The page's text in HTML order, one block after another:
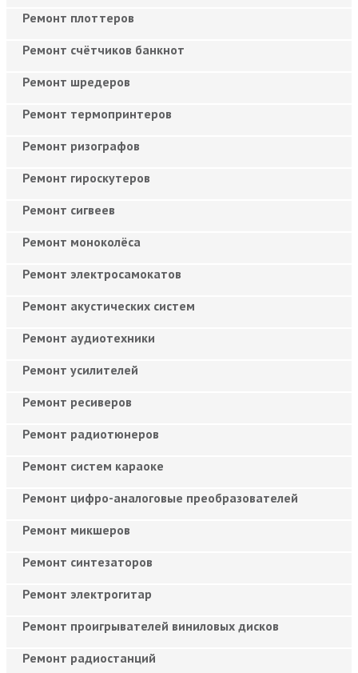
Ремонт плоттеров
Ремонт счётчиков банкнот
Ремонт шредеров
Ремонт термопринтеров
Ремонт ризографов
Ремонт гироскутеров
Ремонт сигвеев
Ремонт моноколёса
Ремонт электросамокатов
Ремонт акустических систем
Ремонт аудиотехники
Ремонт усилителей
Ремонт ресиверов
Ремонт радиотюнеров
Ремонт систем караоке
Ремонт цифро-аналоговые преобразователей
Ремонт микшеров
Ремонт синтезаторов
Ремонт электрогитар
Ремонт проигрывателей виниловых дисков
Ремонт радиостанций